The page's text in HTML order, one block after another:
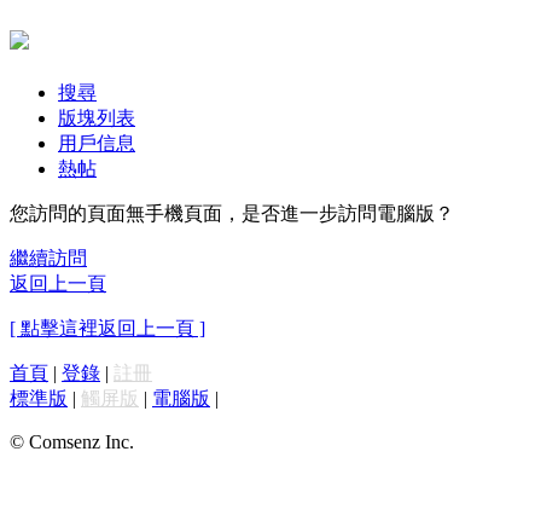
搜尋
版塊列表
用戶信息
熱帖
您訪問的頁面無手機頁面，是否進一步訪問電腦版？
繼續訪問
返回上一頁
[ 點擊這裡返回上一頁 ]
首頁 | 登錄 | 註冊
標準版 | 觸屏版 | 電腦版 |
© Comsenz Inc.